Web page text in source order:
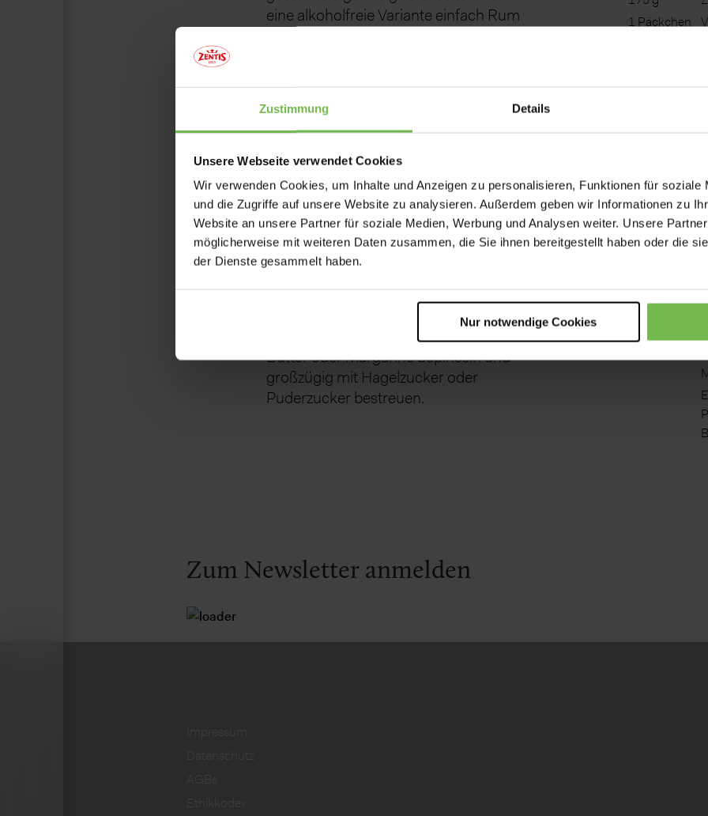
Zustimmung Details
Unsere Webseite verwendet Cookies
Wir verwenden Cookies, um Inhalte und Anzeigen zu personalisieren, Funktionen für soziale
und die Zugriffe auf unsere Website zu analysieren. Außerdem geben wir Informationen zu
Website an unsere Partner für soziale Medien, Werbung und Analysen weiter. Unsere
möglicherweise mit weiteren Daten zusammen, die Sie ihnen bereitgestellt haben oder die
der Dienste gesammelt haben.
Nur notwendige Cookies
1 Päckchen
2
75 g
100 g
eine alkoholfreie Variante einfach Rum
Aus dem Teig einen Stollen formen und
auf einem gut gefetteten Blech
3
Den Ofen vorheizen und den Stollen
bei ca. 220 °C Umluft rund eine Stunde
backen. Stäbchentest machen: Klebt
noch nasser Teig daran, Stollen noch
Den heißen Stollen mit zerlassener
Butter oder Margarine bepinseln und
großzügig mit Hagelzucker oder
Puderzucker bestreuen.
Zum Newsletter anmelden